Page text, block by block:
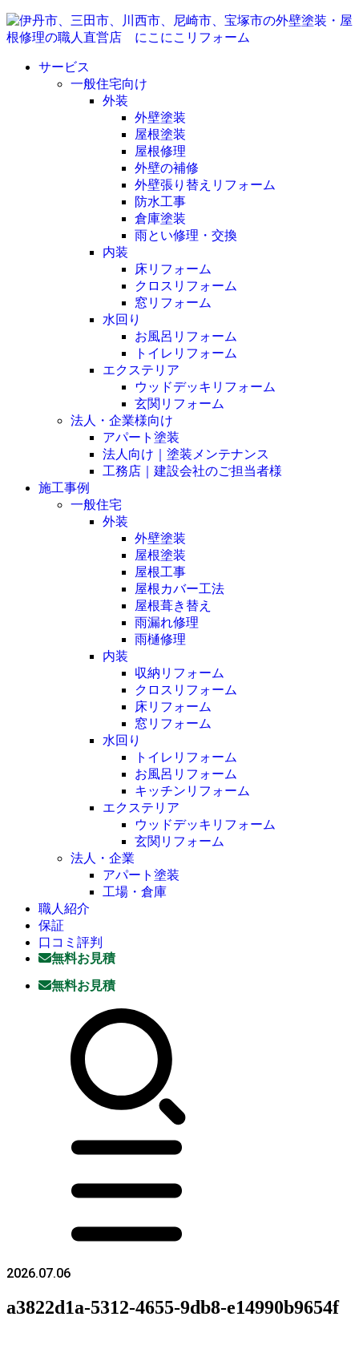
サービス
一般住宅向け
外装
外壁塗装
屋根塗装
屋根修理
外壁の補修
外壁張り替えリフォーム
防水工事
倉庫塗装
雨とい修理・交換
内装
床リフォーム
クロスリフォーム
窓リフォーム
水回り
お風呂リフォーム
トイレリフォーム
エクステリア
ウッドデッキリフォーム
玄関リフォーム
法人・企業様向け
アパート塗装
法人向け｜塗装メンテナンス
工務店｜建設会社のご担当者様
施工事例
一般住宅
外装
外壁塗装
屋根塗装
屋根工事
屋根カバー工法
屋根葺き替え
雨漏れ修理
雨樋修理
内装
収納リフォーム
クロスリフォーム
床リフォーム
窓リフォーム
水回り
トイレリフォーム
お風呂リフォーム
キッチンリフォーム
エクステリア
ウッドデッキリフォーム
玄関リフォーム
法人・企業
アパート塗装
工場・倉庫
職人紹介
保証
口コミ評判
無料お見積
無料お見積
2026.07.06
a3822d1a-5312-4655-9db8-e14990b9654f